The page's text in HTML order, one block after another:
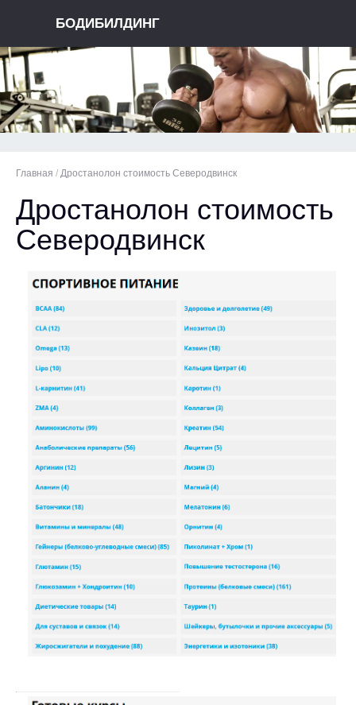
БОДИБИЛДИНГ
Главная / Дростанолон стоимость Северодвинск
Дростанолон стоимость
Северодвинск